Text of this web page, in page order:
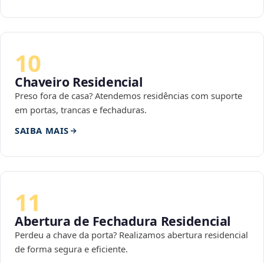
10
Chaveiro Residencial
Preso fora de casa? Atendemos residências com suporte
em portas, trancas e fechaduras.
SAIBA MAIS
11
Abertura de Fechadura Residencial
Perdeu a chave da porta? Realizamos abertura residencial
de forma segura e eficiente.